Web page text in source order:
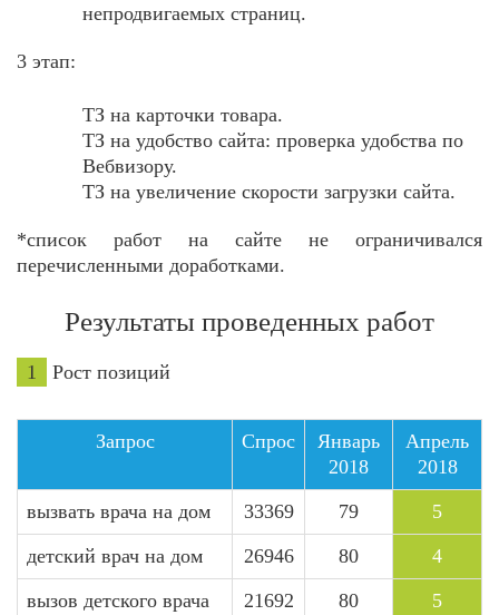
непродвигаемых страниц.
3 этап:
ТЗ на карточки товара.
ТЗ на удобство сайта: проверка удобства по
Вебвизору.
ТЗ на увеличение скорости загрузки сайта.
*список работ на сайте не ограничивался
перечисленными доработками.
Результаты проведенных работ
1 Рост позиций
Запрос Спрос
Январь
2018
Апрель
2018
вызвать врача на дом
33369 79
5
детский врач на дом
26946 80
4
вызов детского врача
21692 80 5